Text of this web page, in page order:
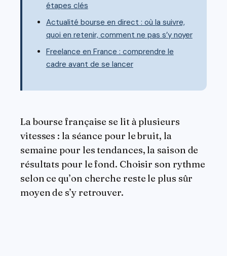
étapes clés
Actualité bourse en direct : où la suivre,
quoi en retenir, comment ne pas s’y noyer
Freelance en France : comprendre le
cadre avant de se lancer
La bourse française se lit à plusieurs
vitesses : la séance pour le bruit, la
semaine pour les tendances, la saison de
résultats pour le fond. Choisir son rythme
selon ce qu’on cherche reste le plus sûr
moyen de s’y retrouver.